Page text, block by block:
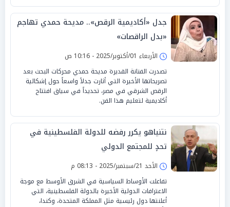
جدل «أكاديمية الرقص».. مديحة حمدي تهاجم
«بدل الراقصات»
الأربعاء 01/أكتوبر/2025 - 10:16 ص
تصدرت الفنانة القديرة مديحة حمدي محركات البحث بعد
تصريحاتها الأخيرة التي أثارت جدلاً واسعاً حول إشكالية
الرقص الشرقي في مصر، تحديداً في سياق افتتاح
أكاديمية لتعليم هذا الفن.
نتنياهو يكرر رفضه للدولة الفلسطينية في
تحدٍ للمجتمع الدولي
الأحد 21/سبتمبر/2025 - 08:13 م
تفاعلت الأوساط السياسية في الشرق الأوسط مع موجة
الاعترافات الدولية الأخيرة بالدولة الفلسطينية، التي
أعلنتها دول رئيسية مثل المملكة المتحدة، وكندا،